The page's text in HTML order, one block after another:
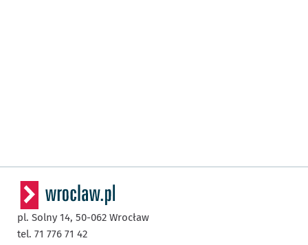
pl. Solny 14, 50-062 Wrocław
tel. 71 776 71 42